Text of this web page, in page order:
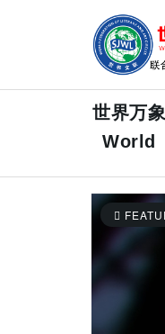
世界万象
World